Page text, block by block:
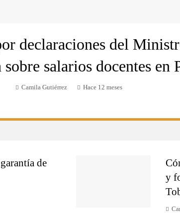
declaraciones del
salarios docentes en
Camila Gutiérrez Hace 12 meses
de
y